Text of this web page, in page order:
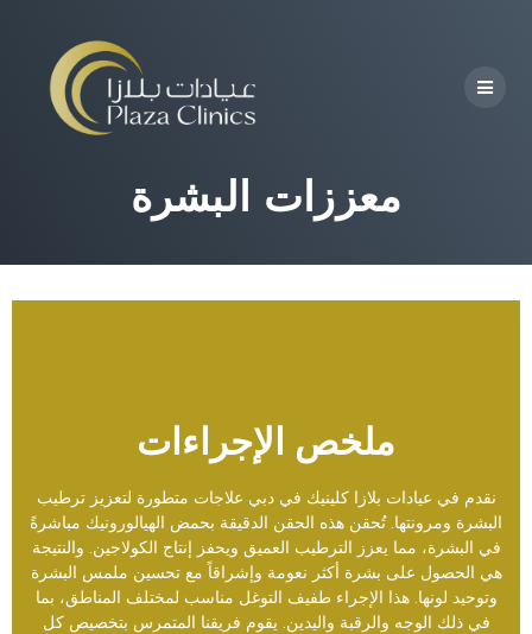
معززات البشرة
ملخص الإجراءات
نقدم في عيادات بلازا كلينيك في دبي علاجات متطورة لتعزيز ترطيب
البشرة ومرونتها. تُحقن هذه الحقن الدقيقة بحمض الهيالورونيك مباشرةً
في البشرة، مما يعزز الترطيب العميق ويحفز إنتاج الكولاجين. والنتيجة
هي الحصول على بشرة أكثر نعومة وإشراقاً مع تحسين ملمس البشرة
وتوحيد لونها. هذا الإجراء طفيف التوغل مناسب لمختلف المناطق، بما
في ذلك الوجه والرقبة واليدين. يقوم فريقنا المتمرس بتخصيص كل